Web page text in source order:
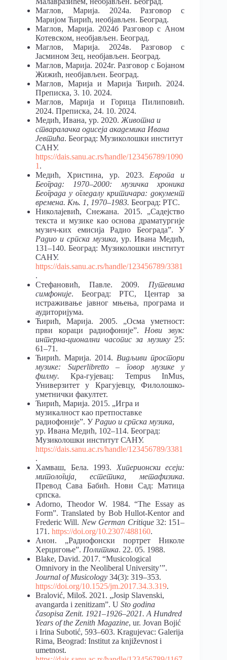
Маглов, Марија. 2024а. Разговор с
Маријом Ћирић, необјављен. Београд.
Маглов, Марија. 2024б Разговор с Аном
Котевском, необјављен. Београд.
Маглов, Марија. 2024в. Разговор с
Јасмином Зец, необјављен. Београд.
Маглов, Марија. 2024г. Разговор с Бојаном
Жижић, необјављен. Београд.
Маглов, Марија и Марија Ћирић. 2024.
Преписка, 3. 10. 2024.
Маглов, Марија и Горица Пилиповић.
2024. Преписка, 24. 10. 2024.
Медић, Ивана, ур. 2020. Животна и
стваралачка одисеја академика Ивана
Јевтића. Београд: Музиколошки институт
САНУ.
https://dais.sanu.ac.rs/handle/123456789/1090
1 .
Медић, Христина, ур. 2023. Европа и
Београд: 1970–2000: музичка хроника
Београда у огледалу критичара: документ
времена. Књ. 1, 1970–1983. Београд: РТС.
Николајевић, Снежана. 2015. „Садејство
текста и музике као основа драматургије
музич-ких емисија Радио Београда”. У
Радио и српска музика, ур. Ивана Медић,
131–140. Београд: Музиколошки институт
САНУ.
https://dais.sanu.ac.rs/handle/123456789/3381
.
Стефановић, Павле. 2009. Путевима
симфоније. Београд: РТС, Центар за
истраживање јавног мњења, програма и
аудиторијума.
Ћирић, Марија. 2005. „Осма уметност:
први кораци радиофоније”. Нови звук:
интерна-ционални часопис за музику 25:
61–71.
Ћирић. Марија. 2014. Видљиви простори
музике: Superlibretto – говор музике у
филму. Кра-гујевац: Tempus InMus,
Универзитет у Крагујевцу, Филолошко-
уметнички факултет.
Ћирић, Марија. 2015. „Игра и
музикалност као претпоставке
радиофоније”. У Радио и српска музика,
ур. Ивана Медић, 102–114. Београд:
Музиколошки институт САНУ.
https://dais.sanu.ac.rs/handle/123456789/3381
.
Хамваш, Бела. 1993. Хиперионски есеји:
митологија, естетика, метафизика.
Превод Сава Бабић. Нови Сад: Матица
српска.
Adorno, Theodor W. 1984. “The Essay as
Form”. Translated by Bob Hullot-Kentor and
Frederic Will. New German Critique32: 151–
171. https://doi.org/10.2307/488160.
Анон. „Радиофонски портрет Николе
Херцигоње”. Политика. 22. 05. 1988.
Blake, David. 2017. “Musicological
Omnivory in the Neoliberal University’”.
Journal of Musicology 34(3): 319–353.
https://doi.org/10.1525/jm.2017.34.3.319.
Bralović, Miloš. 2021. „Josip Slavenski,
avangarda i zenitizam”. U Sto godina
časopisa Zenit. 1921–1926–2021. A Hundred
Years of the Zenith Magazine, ur. Jovan Bojić
i Irina Subotić, 593–603. Kragujevac: Galerija
Rima, Beograd: Institut za književnost i
umetnost.